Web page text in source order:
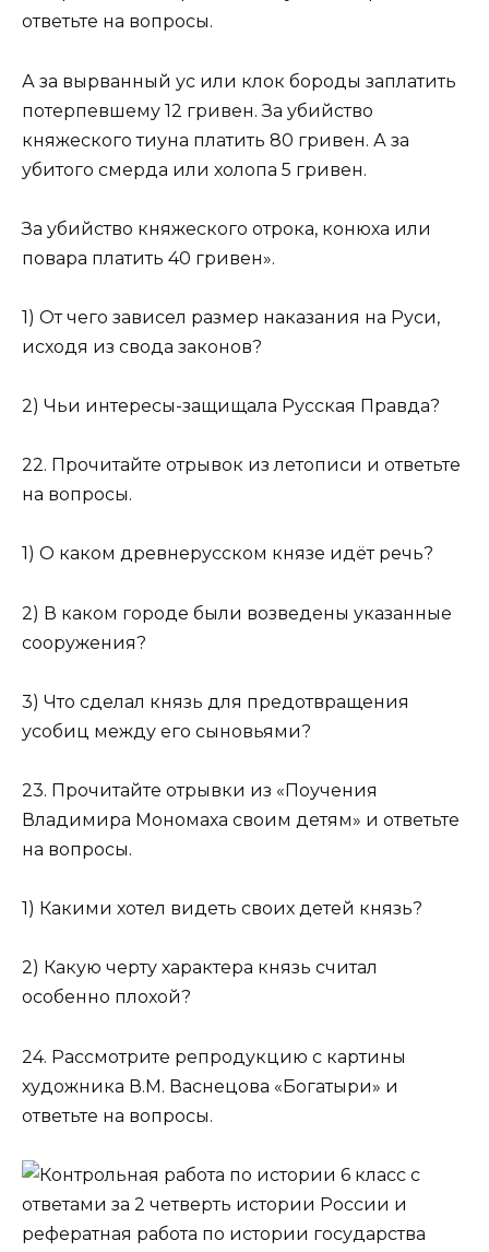
ответьте на вопросы.
А за вырванный ус или клок бороды заплатить
потерпев­шему 12 гривен. За убийство
княжеского тиуна платить 80 гривен. А за
убитого смерда или холопа 5 гривен.
За убийство княжеского отрока, конюха или
повара пла­тить 40 гривен».
1) От чего зависел размер наказания на Руси,
исходя из сво­да законов?
2) Чьи интересы-защищала Русская Правда?
22. Прочитайте отрывок из летописи и ответьте
на вопросы.
1) О каком древнерусском князе идёт речь?
2) В каком городе были возведены указанные
сооружения?
3) Что сделал князь для предотвращения
усобиц между его сыновьями?
23. Прочитайте отрывки из «Поучения
Владимира Мономаха своим детям» и ответьте
на вопросы.
1) Какими хотел видеть своих детей князь?
2) Какую черту характера князь считал
особенно плохой?
24. Рассмотрите репродукцию с картины
художника В.М. Васнецова «Богатыри» и
ответьте на вопросы.